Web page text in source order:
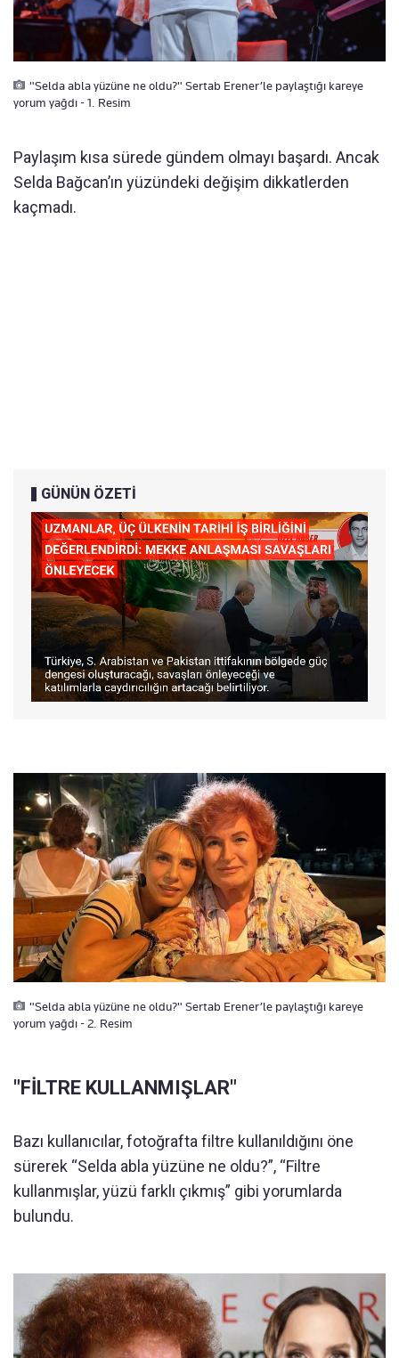
"Selda abla yüzüne ne oldu?" Sertab Erener’le paylaştığı kareye
yorum yağdı - 1. Resim
Paylaşım kısa sürede gündem olmayı başardı. Ancak
Selda Bağcan’ın yüzündeki değişim dikkatlerden
kaçmadı.
GÜNÜN ÖZETİ
"Selda abla yüzüne ne oldu?" Sertab Erener’le paylaştığı kareye
yorum yağdı - 2. Resim
"FİLTRE KULLANMIŞLAR"
Bazı kullanıcılar, fotoğrafta filtre kullanıldığını öne
sürerek “Selda abla yüzüne ne oldu?”, “Filtre
kullanmışlar, yüzü farklı çıkmış” gibi yorumlarda
bulundu.